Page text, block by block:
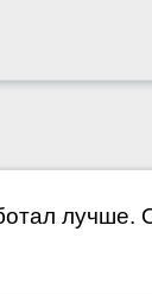
лучше.